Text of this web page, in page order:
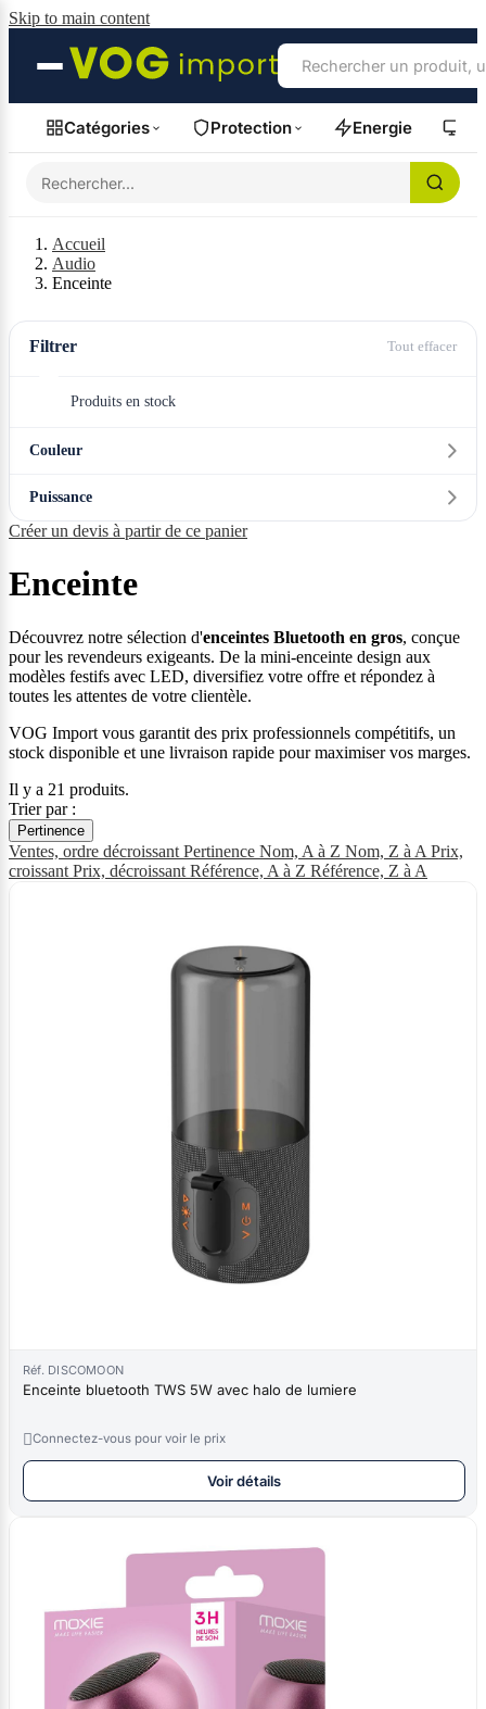
Skip to main content
Catégories Protection Energie
Accueil
Audio
Enceinte
Filtrer Tout effacer
Produits en stock
Couleur
Puissance
Créer un devis à partir de ce panier
Enceinte
Découvrez notre sélection d'enceintes Bluetooth en gros, conçue
pour les revendeurs exigeants. De la mini-enceinte design aux
modèles festifs avec LED, diversifiez votre offre et répondez à
toutes les attentes de votre clientèle.
VOG Import vous garantit des prix professionnels compétitifs, un
stock disponible et une livraison rapide pour maximiser vos marges.
Il y a 21 produits.
Trier par :
Pertinence
Ventes, ordre décroissant Pertinence Nom, A à Z Nom, Z à A Prix,
croissant Prix, décroissant Référence, A à Z Référence, Z à A
Réf. DISCOMOON
Enceinte bluetooth TWS 5W avec halo de lumiere
Connectez-vous pour voir le prix
Voir détails